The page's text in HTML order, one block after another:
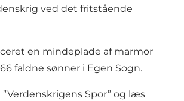
ved det fritstående
en mindeplade af marmor
faldne sønner i Egen Sogn.
Spor” og læs